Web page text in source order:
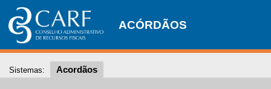
ACÓRDÃOS
Sistemas: Acordãos